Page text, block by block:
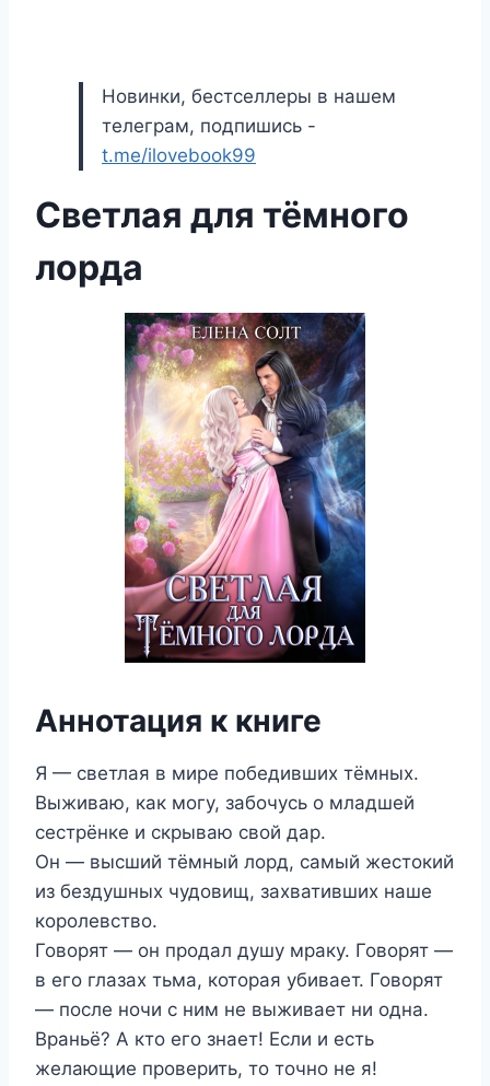
Новинки, бестселлеры в нашем
телеграм, подпишись -
t.me/ilovebook99
Светлая для тёмного
лорда
Аннотация к книге
Я — светлая в мире победивших тёмных.
Выживаю, как могу, забочусь о младшей
сестрёнке и скрываю свой дар.
Он — высший тёмный лорд, самый жестокий
из бездушных чудовищ, захвативших наше
королевство.
Говорят — он продал душу мраку. Говорят —
в его глазах тьма, которая убивает. Говорят
— после ночи с ним не выживает ни одна.
Враньё? А кто его знает! Если и есть
желающие проверить, то точно не я!